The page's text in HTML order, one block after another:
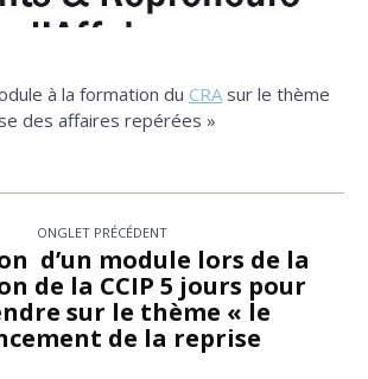
à la formation du CRA sur le thème
des affaires repérées »
ONGLET PRÉCÉDENT
Onglet
précédent
d’un module lors de la
de la CCIP 5 jours pour
sur le thème « le
de la reprise